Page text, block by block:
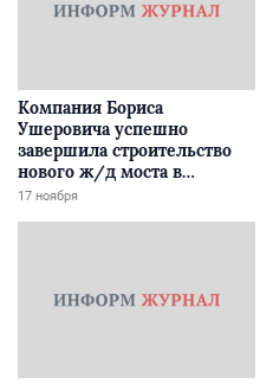
Компания Бориса
Ушеровича успешно
завершила строительство
нового ж/д моста в
Забайкалье
17 ноября